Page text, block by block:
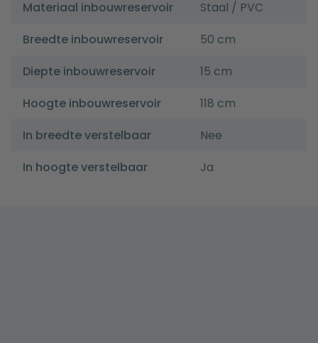
Materiaal inbouwreservoir
Staal / PVC
Breedte inbouwreservoir
50 cm
Diepte inbouwreservoir
15 cm
Hoogte inbouwreservoir
118 cm
In breedte verstelbaar
Nee
In hoogte verstelbaar
Ja